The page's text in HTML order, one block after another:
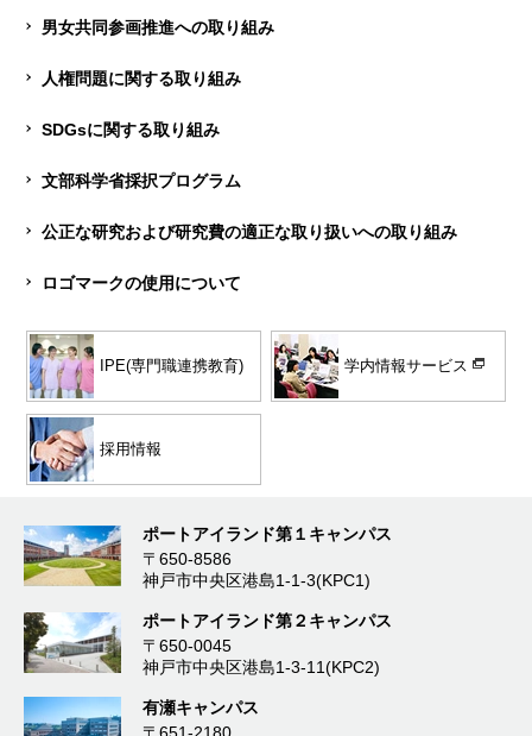
男女共同参画推進への取り組み
人権問題に関する取り組み
SDGsに関する取り組み
文部科学省採択プログラム
公正な研究および研究費の適正な取り扱いへの取り組み
ロゴマークの使用について
IPE(専門職連携教育) 学内情報サービス
採用情報
ポートアイランド第１キャンパス
〒650-8586
神戸市中央区港島1-1-3(KPC1)
ポートアイランド第２キャンパス
〒650-0045
神戸市中央区港島1-3-11(KPC2)
有瀬キャンパス